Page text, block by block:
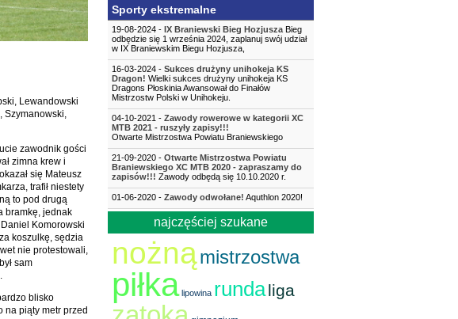
Lewandowski
Szymanowski,
zawodnik gości
zimna krew i
się Mateusz
trafił niestety
to pod drugą
bramkę, jednak
Komorowski
koszulkę, sędzia
nie protestowali,
sam
blisko
piąty metr przed
Sporty ekstremalne
19-08-2024 - IX Braniewski Bieg Hozjusza Bieg
odbędzie się 1 września 2024, zaplanuj swój udział
w IX Braniewskim Biegu Hozjusza,
16-03-2024 - Sukces drużyny unihokeja KS
Dragon! Wielki sukces drużyny unihokeja KS
Dragons Płoskinia Awansował do Finałów
Mistrzostw Polski w Unihokeju.
04-10-2021 - Zawody rowerowe w kategorii XC
MTB 2021 - ruszyły zapisy!!!
Otwarte Mistrzostwa Powiatu Braniewskiego
21-09-2020 - Otwarte Mistrzostwa Powiatu
Braniewskiego XC MTB 2020 - zapraszamy do
zapisów!!! Zawody odbędą się 10.10.2020 r.
01-06-2020 - Zawody odwołane! Aquthlon 2020!
najczęściej szukane
nożnąmistrzostwa
piłka lipowina rundaliga